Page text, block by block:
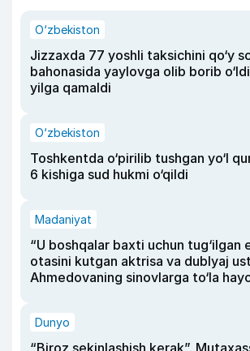
O‘zbekiston
Jizzaxda 77 yoshli taksichini qo‘y
bahonasida yaylovga olib borib
yilga qamaldi
O‘zbekiston
Toshkentda o‘pirilib tushgan yo‘l
6 kishiga sud hukmi o‘qildi
Madaniyat
“U boshqalar baxti uchun tug‘ilgan
otasini kutgan aktrisa va dublyaj
Ahmedovaning sinovlarga to‘la
Dunyo